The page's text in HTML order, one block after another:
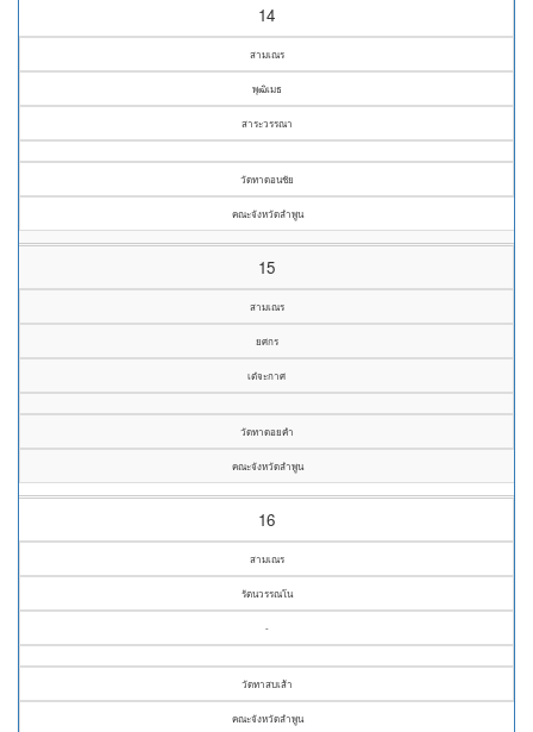
14
สามเณร
พุฒิเมธ
สาระวรรณา
วัดทาดอนชัย
คณะจังหวัดลำพูน
15
สามเณร
ยศกร
เต๋จะกาศ
วัดทาดอยคำ
คณะจังหวัดลำพูน
16
สามเณร
รัตนวรรณโน
-
วัดทาสบเส้า
คณะจังหวัดลำพูน